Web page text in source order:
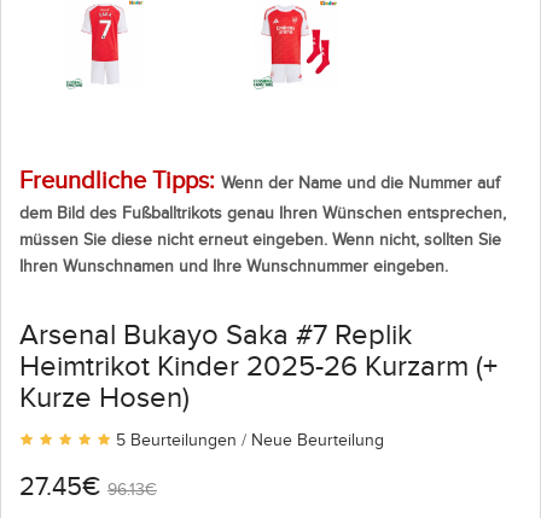
Freundliche Tipps: Wenn der Name und die Nummer auf
dem Bild des Fußballtrikots genau Ihren Wünschen entsprechen,
müssen Sie diese nicht erneut eingeben. Wenn nicht, sollten Sie
Ihren Wunschnamen und Ihre Wunschnummer eingeben.
Arsenal Bukayo Saka #7 Replik
Heimtrikot Kinder 2025-26 Kurzarm (+
Kurze Hosen)
5 Beurteilungen / Neue Beurteilung
27.45€ 96.13€